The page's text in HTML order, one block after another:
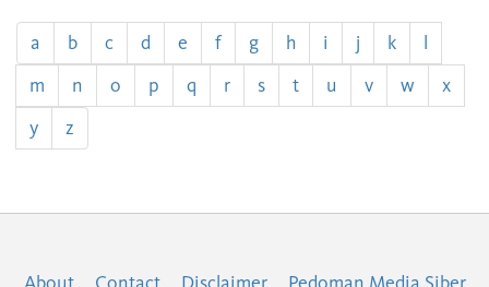
a b c d e f g h i j k
l
m
n o p q r s t u v w
x
y
z